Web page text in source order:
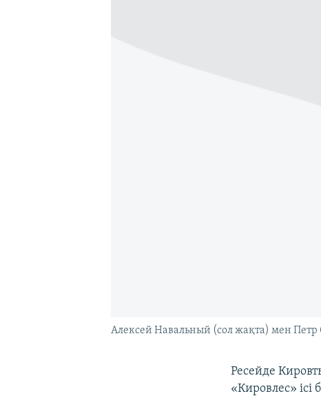
Алексей Навальный (сол жақта) мен Петр
Ресейде
«Кировлес»